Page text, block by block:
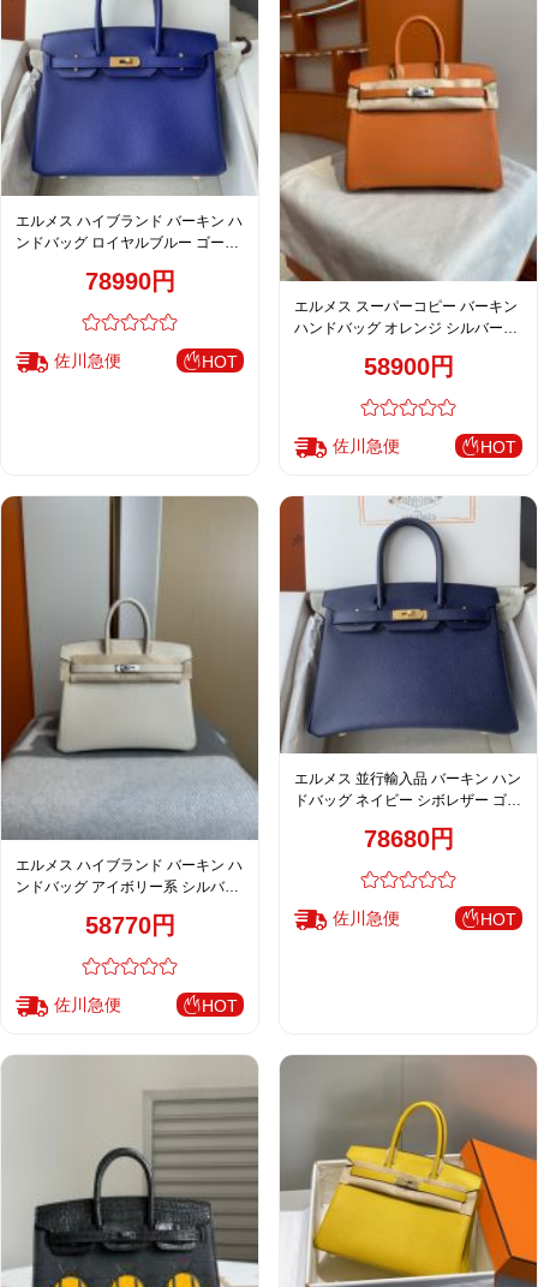
エルメス ハイブランド バーキン ハ
ンドバッグ ロイヤルブルー ゴール
78990円
佐川急便 HOT
エルメス スーパーコピー バーキン
ハンドバッグ オレンジ シルバー金
58900円
佐川急便 HOT
エルメス ハイブランド バーキン ハ
ンドバッグ アイボリー系 シルバー
58770円
佐川急便 HOT
エルメス 並行輸入品 バーキン ハン
ドバッグ ネイビー シボレザー ゴー
78680円
佐川急便 HOT